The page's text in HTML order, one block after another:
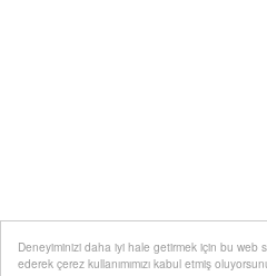
Deneyiminizi daha iyi hale getirmek için bu web
ederek çerez kullanımımızı kabul etmiş